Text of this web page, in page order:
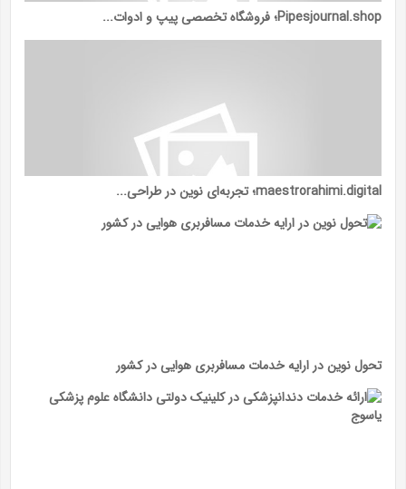
Pipesjournal.shop؛ فروشگاه تخصصی پیپ و ادوات...
maestrorahimi.digital؛ تجربه‌ای نوین در طراحی...
تحول نوین در ارایه خدمات مسافربری هوایی در کشور